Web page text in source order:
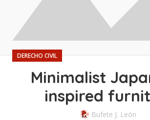
DERECHO CIVIL
Minimalist
inspired
Bufete J. León